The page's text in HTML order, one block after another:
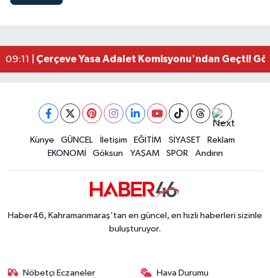
09:11 | Çerçeve Yasa Adalet Komisyonu'ndan Geçti!
09:04 |Kahramanmaraş'taki Okul Saldırısı TBMM
Kahramanmaraş'ta Pusula Maraş Eğitim
Kahramanmaraş'ta Tarım İçin Su Seferberliği
20:02 |Kahramanmaraş'ta 5 Kilometrelik Yolda Sıcak
Künye GÜNCEL İletişim EĞİTİM SİYASET
Reklam
EKONOMİ
Göksun YAŞAM SPOR Andırın
Haber46, Kahramanmaraş'tan en güncel, en hızlı haberleri sizinle
buluşturuyor.
Nöbetçi Eczaneler Hava Durumu